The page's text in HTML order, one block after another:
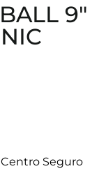
9"
Seguro